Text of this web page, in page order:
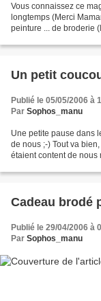
Vous connaissez ce
longtemps (Merci
peinture ... de broderie
Un petit
Publié le 05/05/2006 à
Par Sophos_manu
Une petite pause dans
de nous ;-) Tout va
étaient content de nous
Cadeau brodé
Publié le 29/04/2006 à
Par Sophos_manu